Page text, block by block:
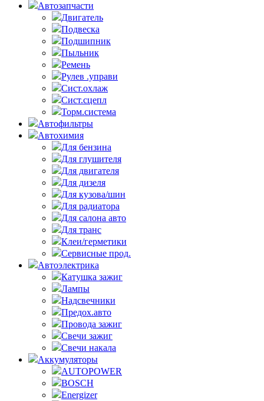
Автозапчасти
Двигатель
Подвеска
Подшипник
Пыльник
Ремень
Рулев .управи
Сист.охлаж
Сист.сцепл
Торм.система
Автофильтры
Автохимия
Для бензина
Для глушителя
Для двигателя
Для дизеля
Для кузова/шин
Для радиатора
Для салона авто
Для транс
Клеи/герметики
Сервисные прод.
Автоэлектрика
Катушка зажиг
Лампы
Надсвечники
Предох.авто
Провода зажиг
Свечи зажиг
Свечи накала
Аккумуляторы
AUTOPOWER
BOSCH
Energizer